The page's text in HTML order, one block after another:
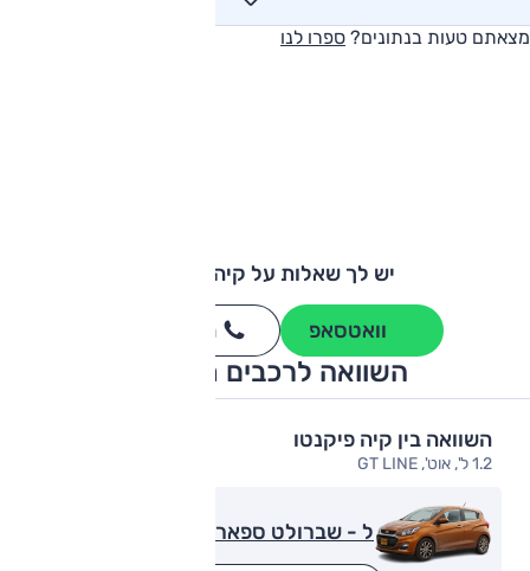
מצאתם טעות בנתונים? ספרו לנו
יש לך שאלות על קיה פיקנטו?
וואטסאפ חייגו
השוואה לרכבים מתחרים
השוואה בין קיה פיקנטו
1.2 ל', אוט', GT LINE
ל - שברולט ספארק